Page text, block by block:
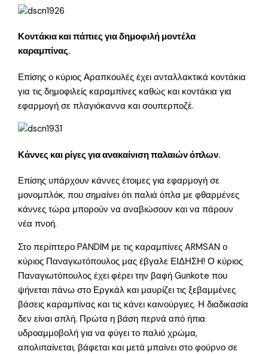
Κοντάκια και πάπιες για δημοφιλή μοντέλα
καραμπίνας.
Επίσης ο κύριος Αραπκουλές έχει ανταλλακτικά κοντάκια
για τις δημοφιλείς καραμπίνες καθώς και κοντάκια για
εφαρμογή σε πλαγιόκαννα και σουπερποζέ.
Κάννες και ρίγες για ανακαίνιση παλαιών όπλων.
Επίσης υπάρχουν κάννες έτοιμες για εφαρμογή σε
μονομπλόκ, που σημαίνει ότι παλιά όπλα με φθαρμένες
κάννες τώρα μπορούν να αναβιώσουν και να πάρουν
νέα πνοή.
Στο περίπτερο PANDIM με τις καραμπίνες ARMSAN ο
κύριος Παναγιωτόπουλος μας έβγαλε ΕΙΔΗΣΗ! Ο κύριος
Παναγιωτόπουλος έχει φέρει την βαφή Gunkote που
ψήνεται πάνω στο Εργκάλ και μαυρίζει τις ξεβαμμένες
βάσεις καραμπίνας και τις κάνει καινούργιες. Η διαδικασία
δεν είναι απλή. Πρώτα η βάση περνά από ήπια
υδροαμμοβολή για να φύγει το παλιό χρώμα,
απολιπαίνεται, βάφεται και μετά μπαίνει στο φούρνο σε